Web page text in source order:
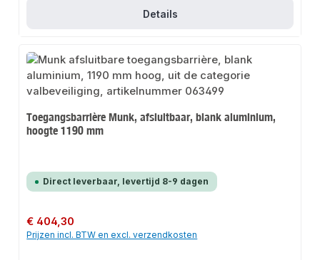
Details
Toegangsbarrière Munk, afsluitbaar, blank aluminium,
hoogte 1190 mm
Direct leverbaar, levertijd 8-9 dagen
Normale prijs:
€ 404,30
Prijzen incl. BTW en excl. verzendkosten